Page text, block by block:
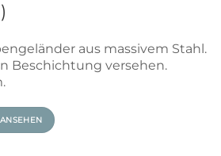
aus massivem Stahl.
Beschichtung versehen.